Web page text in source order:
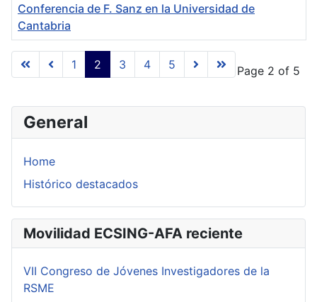
General
Home
Histórico destacados
Movilidad ECSING-AFA reciente
VII Congreso de Jóvenes Investigadores de la
RSME
Articles
Conferencia de F. Sanz en la Universidad de
Cantabria
Page 2 of 5
1 2 3 4 5